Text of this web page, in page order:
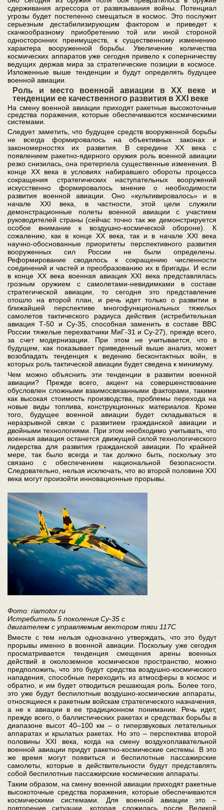
сдерживания агрессора от развязывания войны. Потенциал
угрозы будет постепенно смещаться в космос. Это послужит
серьезным дестабилизирующим фактором и приведет к
скачкообразному приобретению той или иной стороной
односторонних преимуществ, к существенному изменению
характера вооруженной борьбы. Увеличение количества
космических аппаратов уже сегодня привело к соперничеству
ведущих держав мира за стратегические позиции в космосе.
Изложенные выше тенденции и будут определять будущее
военной авиации.
Роль и место военной авиации в ХХ веке и
тенденции ее качественного развития в XXI веке
На смену военной авиации приходят ракетные высокоточные
средства поражения, которые обеспечиваются космическими
системами.
Следует заметить, что будущее средств вооруженной борьбы
не всегда формировалось на объективных законах и
закономерностях их развития. В середине ХХ века с
появлением ракетно-ядерного оружия роль военной авиации
резко снизилась, она претерпела существенные изменения. В
конце ХХ века в условиях набиравшего обороты процесса
сокращения стратегических наступательных вооружений
искусственно формировалось мнение о необходимости
развития военной авиации. Оно «культивировалось» и в
начале XXI века, в частности, этой цели служили
демонстрационные полеты военной авиации с участием
руководителей страны (сейчас точно так же демонстрируется
особое внимание к воздушно-космической обороне). К
сожалению, как в конце XX века, так и в начале XXI века
научно-обоснованные приоритеты перспективного развития
вооруженных сил России не были определены.
Реформирование сводилось к сокращению численности
соединений и частей и преобразованию их в бригады. И если
в конце XX века военная авиация XXI века представлялась
грозным оружием с самолетами-невидимками в составе
стратегической авиации, то сегодня это представление
отошло на второй план, и речь идет только о развитии в
ближайшей перспективе многофункциональных тяжелых
самолетов тактического радиуса действия (истребительная
авиация Т-50 и Су-35, способная заменить в составе ВВС
России тяжелые перехватчики МиГ-31 и Су-27), прежде всего,
за счет модернизации. При этом не учитывается, что в
будущем, как показывает приведенный выше анализ, может
возобладать тенденция к ведению бесконтактных войн, в
которых роль тактической авиации будет сведена к минимуму.
Чем можно объяснить эти тенденции в развитии военной
авиации? Прежде всего, акцент на совершенствование
обусловлен сложными взаимосвязанными факторами, такими
как высокая стоимость производства, проблемы перехода на
новые виды топлива, конструкционных материалов. Кроме
того, будущее военной авиации будет складываться в
неразрывной связи с развитием гражданской авиации и
двойными технологиями. При этом необходимо учитывать, что
военная авиация останется движущей силой технологического
лидерства для развития гражданской авиации. По крайней
мере, так было всегда и так должно быть, поскольку это
связано с обеспечением национальной безопасности.
Следовательно, нельзя исключать, что во второй половине XXI
века могут произойти инновационные прорывы.
Фото: riamotor.ru
Истребитель 5 поколения Су-35 с
двигателем с управляемым вектором тяги 117С
Вместе с тем нельзя однозначно утверждать, что это будут
прорывы именно в военной авиации. Поскольку уже сегодня
просматривается тенденция смещения арены военных
действий в околоземное космическое пространство, можно
предположить, что это будут средства воздушно-космического
нападения, способные переходить из атмосферы в космос и
обратно, и им будет отводиться решающая роль. Более того,
это уже будут беспилотные воздушно-космические аппараты,
относящиеся к ракетным войскам стратегического назначения,
а не к авиации в ее традиционном понимании. Речь идет,
прежде всего, о баллистических ракетах и средствах борьбы в
диапазоне высот 40–100 км – о гиперзвуковых летательных
аппаратах и крылатых ракетах. Но это – перспектива второй
половины XXI века, когда на смену воздухоплавательной
военной авиации придут ракетно-космические системы. В это
же время могут появиться и беспилотные пассажирские
самолеты, которые в действительности будут представлять
собой беспилотные пассажирские космические аппараты.
Таким образом, на смену военной авиации приходят ракетные
высокоточные средства поражения, которые обеспечиваются
космическими системами. Для военной авиации это –
повторение ситуации, которая сложилась после Великой